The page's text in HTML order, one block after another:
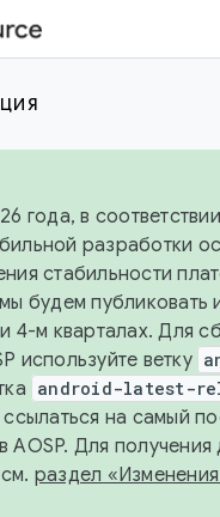
года, в
разработки
стабильности
будем публиковать
4-м кварталах. Для
используйте ветку
android-latest-
ссылаться на самый
AOSP. Для
раздел